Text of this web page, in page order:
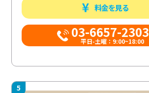
料金を見る
03-6657-2303
平日-土曜：9:00~18:00
5